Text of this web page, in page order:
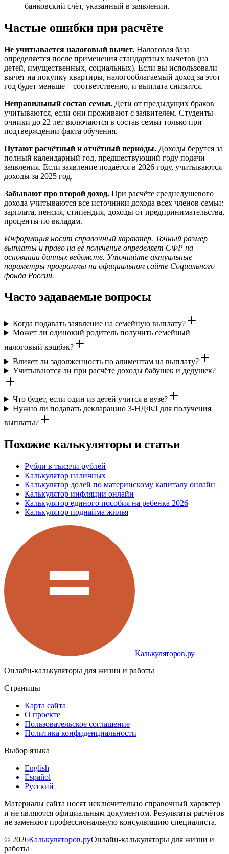
банковский счёт, указанный в заявлении.
Частые ошибки при расчёте
Не учитывается налоговый вычет. Налоговая база
определяется после применения стандартных вычетов (на
детей, имущественных, социальных). Если вы использовали
вычет на покупку квартиры, налогооблагаемый доход за этот
год будет меньше – соответственно, и выплата снизится.
Неправильный состав семьи. Дети от предыдущих браков
учитываются, если они проживают с заявителем. Студенты-
очники до 22 лет включаются в состав семьи только при
подтверждении факта обучения.
Путают расчётный и отчётный периоды. Доходы берутся за
полный календарный год, предшествующий году подачи
заявления. Если заявление подаётся в 2026 году, учитываются
доходы за 2025 год.
Забывают про второй доход. При расчёте среднедушевого
дохода учитываются все источники дохода всех членов семьи:
зарплата, пенсия, стипендия, доходы от предпринимательства,
проценты по вкладам.
Информация носит справочный характер. Точный размер
выплаты и право на её получение определяет СФР на
основании данных ведомств. Уточняйте актуальные
параметры программы на официальном сайте Социального
фонда России.
Часто задаваемые вопросы
Когда подавать заявление на семейную выплату?
Может ли одинокий родитель получить семейный
налоговый кэшбэк?
Влияет ли задолженность по алиментам на выплату?
Учитываются ли при расчёте доходы бабушек и дедушек?
Что будет, если один из детей учится в вузе?
Нужно ли подавать декларацию 3-НДФЛ для получения
выплаты?
Похожие калькуляторы и статьи
Рубли в тысячи рублей
Калькулятор наличных
Калькулятор долей по материнскому капиталу онлайн
Калькулятор инфляции онлайн
Калькулятор единого пособия на ребенка 2026
Калькулятор поднайма жилья
Калькуляторов.ру
Онлайн-калькуляторы для жизни и работы
Страницы
Карта сайта
О проекте
Пользовательское соглашение
Политика конфиденциальности
Выбор языка
English
Español
Русский
Материалы сайта носят исключительно справочный характер
и не являются официальным документом. Результаты расчётов
не заменяют профессиональную консультацию специалиста.
© 2026Калькуляторов.руОнлайн-калькуляторы для жизни и
работы